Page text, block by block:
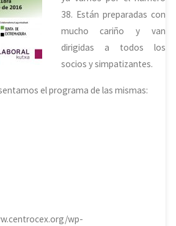
38. Están preparadas con
mucho cariño y van
dirigidas a todos los
socios y simpatizantes.
el programa de las mismas:
wp-